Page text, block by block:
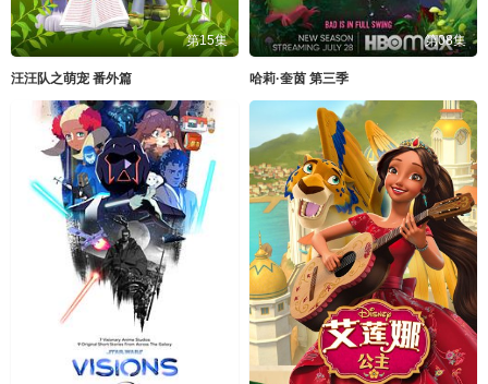
第15集
汪汪队之萌宠 番外篇
第08集
哈莉·奎茵 第三季